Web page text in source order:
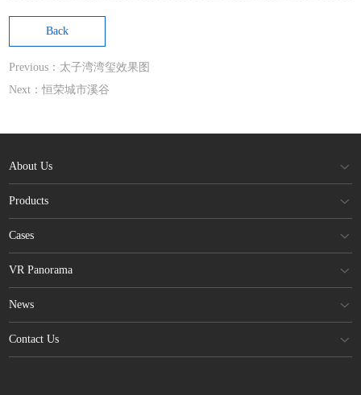
Back
Previous：太子湾湾玺效果图
Next：恒荣城市溪谷
About Us
Products
Cases
VR Panorama
News
Contact Us